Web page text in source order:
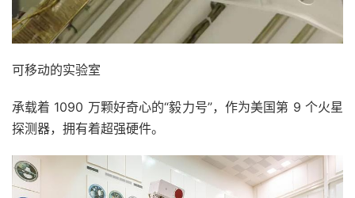
可移动的实验室
承载着 1090 万颗好奇心的“毅力号”，作为美国第 9 个火星
探测器，拥有着超强硬件。